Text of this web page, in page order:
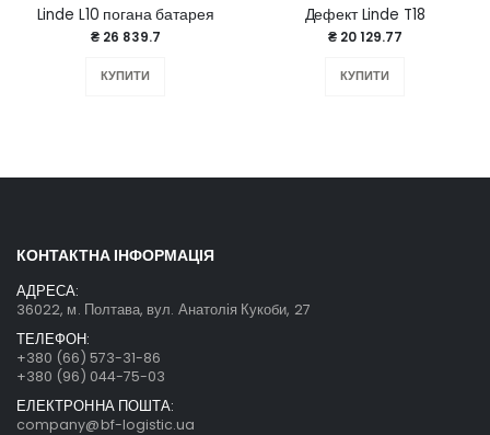
Linde L10 погана батарея
₴ 26 839.7
КУПИТИ
Дефект Linde T18
₴ 20 129.77
КУПИТИ
КОНТАКТНА ІНФОРМАЦІЯ
АДРЕСА:
36022, м. Полтава, вул. Анатолія Кукоби, 27
ТЕЛЕФОН:
+380 (66) 573-31-86
+380 (96) 044-75-03
ЕЛЕКТРОННА ПОШТА:
company@bf-logistic.ua